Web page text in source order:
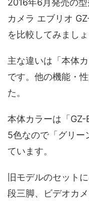
2016年6月発売の
カメラ エブリオ
を比較してみましょ
主な違いは「本体
です。他の機能・
た。
本体カラーは「
5色なので「グリー
ています。
旧モデルのセット
段三脚、ビデオカ